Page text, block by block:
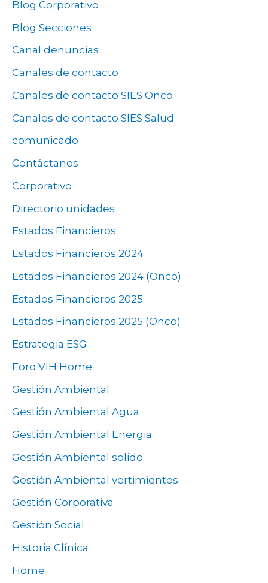
Blog Corporativo
Blog Secciones
Canal denuncias
Canales de contacto
Canales de contacto SIES Onco
Canales de contacto SIES Salud
comunicado
Contáctanos
Corporativo
Directorio unidades
Estados Financieros
Estados Financieros 2024
Estados Financieros 2024 (Onco)
Estados Financieros 2025
Estados Financieros 2025 (Onco)
Estrategia ESG
Foro VIH Home
Gestión Ambiental
Gestión Ambiental Agua
Gestión Ambiental Energia
Gestión Ambiental solido
Gestión Ambiental vertimientos
Gestión Corporativa
Gestión Social
Historia Clínica
Home